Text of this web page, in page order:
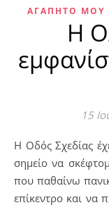
ΑΓΑΠΗΤΌ ΜΟΥ
Η
15
Η Οδός Σχεδίας έχει δύο στα δύο στις εμφανίσεις της σε
σημείο να
που παθαίνω
επίκεντρο και να